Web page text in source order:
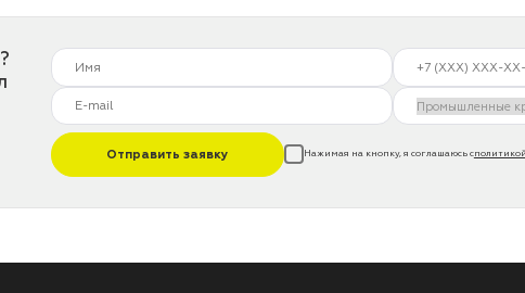
Отправить заявку Нажимая на кнопку, я соглашаюсь с